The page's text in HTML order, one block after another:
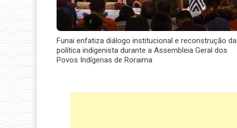
Funai enfatiza diálogo institucional e reconstrução da
política indigenista durante a Assembleia Geral dos
Povos Indígenas de Roraima